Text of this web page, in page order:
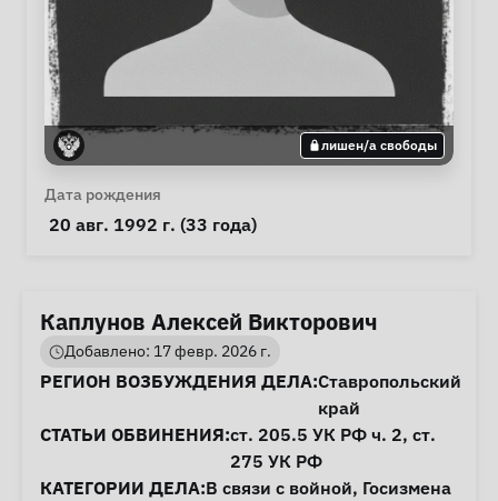
лишен/а свободы
Личная информация
Дата рождения
20 авг. 1992 г. (33 года)
Каплунов Алексей Викторович
Добавлено: 17 февр. 2026 г.
Информация о деле
РЕГИОН ВОЗБУЖДЕНИЯ ДЕЛА:Ставропольский
край
СТАТЬИ ОБВИНЕНИЯ:ст. 205.5 УК РФ ч. 2, ст.
275 УК РФ
КАТЕГОРИИ ДЕЛА:В связи с войной, Госизмена